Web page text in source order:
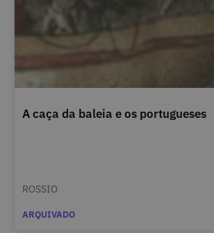
A caça da baleia e os portugueses
ROSSIO
ARQUIVADO